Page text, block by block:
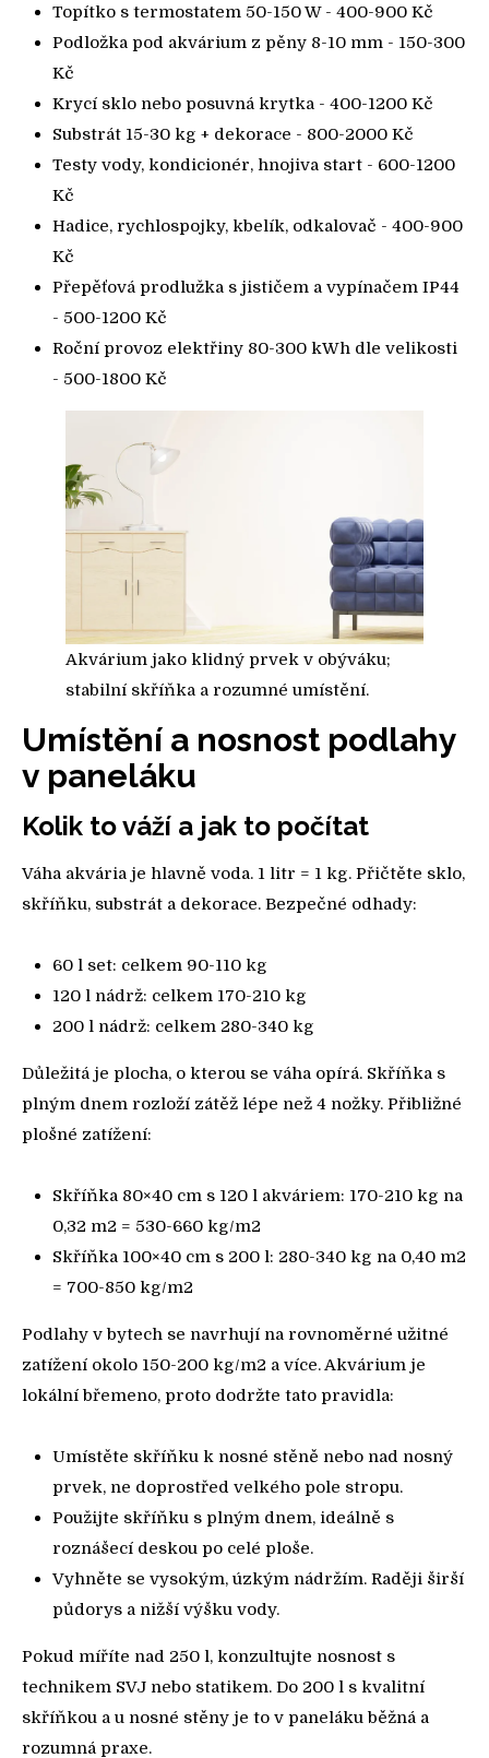
Topítko s termostatem 50-150 W - 400-900 Kč
Podložka pod akvárium z pěny 8-10 mm - 150-300
Kč
Krycí sklo nebo posuvná krytka - 400-1200 Kč
Substrát 15-30 kg + dekorace - 800-2000 Kč
Testy vody, kondicionér, hnojiva start - 600-1200
Kč
Hadice, rychlospojky, kbelík, odkalovač - 400-900
Kč
Přepěťová prodlužka s jističem a vypínačem IP44
- 500-1200 Kč
Roční provoz elektřiny 80-300 kWh dle velikosti
- 500-1800 Kč
Akvárium jako klidný prvek v obýváku;
stabilní skříňka a rozumné umístění.
Umístění a nosnost podlahy
v paneláku
Kolik to váží a jak to počítat
Váha akvária je hlavně voda. 1 litr = 1 kg. Přičtěte sklo,
skříňku, substrát a dekorace. Bezpečné odhady:
60 l set: celkem 90-110 kg
120 l nádrž: celkem 170-210 kg
200 l nádrž: celkem 280-340 kg
Důležitá je plocha, o kterou se váha opírá. Skříňka s
plným dnem rozloží zátěž lépe než 4 nožky. Přibližné
plošné zatížení:
Skříňka 80×40 cm s 120 l akváriem: 170-210 kg na
0,32 m2 = 530-660 kg/m2
Skříňka 100×40 cm s 200 l: 280-340 kg na 0,40 m2
= 700-850 kg/m2
Podlahy v bytech se navrhují na rovnoměrné užitné
zatížení okolo 150-200 kg/m2 a více. Akvárium je
lokální břemeno, proto dodržte tato pravidla:
Umístěte skříňku k nosné stěně nebo nad nosný
prvek, ne doprostřed velkého pole stropu.
Použijte skříňku s plným dnem, ideálně s
roznášecí deskou po celé ploše.
Vyhněte se vysokým, úzkým nádržím. Raději širší
půdorys a nižší výšku vody.
Pokud míříte nad 250 l, konzultujte nosnost s
technikem SVJ nebo statikem. Do 200 l s kvalitní
skříňkou a u nosné stěny je to v paneláku běžná a
rozumná praxe.